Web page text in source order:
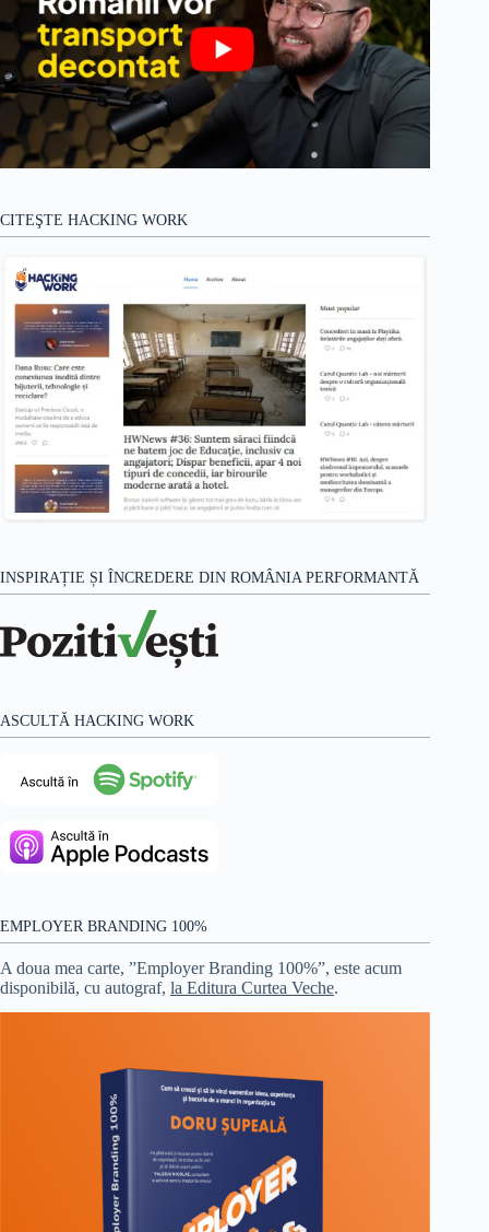
CITEŞTE HACKING WORK
INSPIRAȚIE ȘI ÎNCREDERE DIN ROMÂNIA PERFORMANTĂ
ASCULTĂ HACKING WORK
EMPLOYER BRANDING 100%
A doua mea carte, ”Employer Branding 100%”, este acum
disponibilă, cu autograf, la Editura Curtea Veche.